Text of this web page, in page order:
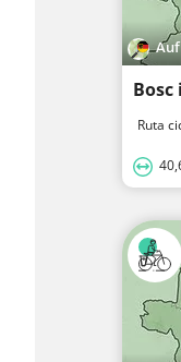
Bosc
Ruta